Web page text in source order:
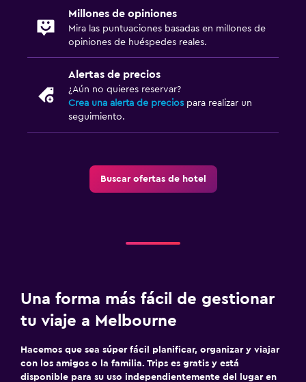
Millones de opiniones
Mira las puntuaciones basadas en millones de
opiniones de huéspedes reales.
Alertas de precios
¿Aún no quieres reservar?
Crea una alerta de precios para realizar un
seguimiento.
Buscar ofertas de hotel
Una forma más fácil de gestionar
tu viaje a Melbourne
Hacemos que sea súper fácil planificar, organizar y viajar
con los amigos o la familia. Trips es gratis y está
disponible para su uso independientemente del lugar en